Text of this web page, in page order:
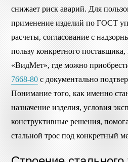
снижает риск аварий. Для
применение изделий по ГОСТ
расчеты, согласование с
пользу конкретного
«ВидМет», где можно
7668-80 с документально
Понимание того, как именно
назначение изделия, условия
конструктивные решения,
стальной трос под конкретный